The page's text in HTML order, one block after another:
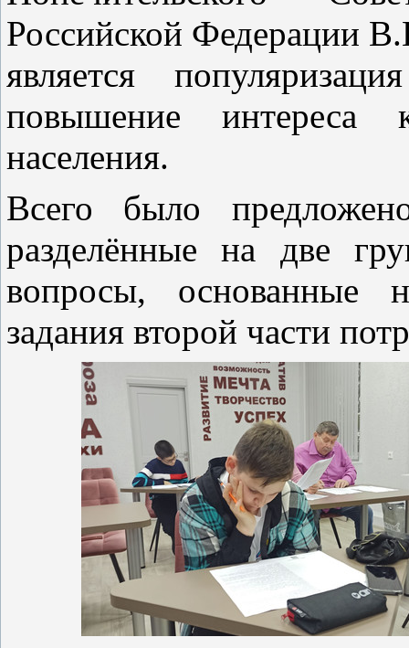
Российской Федерации
является
повышение интереса
населения.
Всего было
разделённые на две
вопросы, основанные
задания второй части